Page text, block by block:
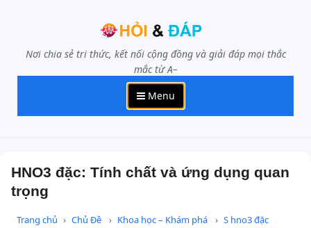
Nơi chia sẻ tri thức, kết nối cộng đồng và giải đáp mọi thắc
mắc từ A–
Menu
HNO3 đặc: Tính chất và ứng dụng quan
trọng
Trang chủ Chủ Đề Khoa học – Khám phá S hno3 đặc